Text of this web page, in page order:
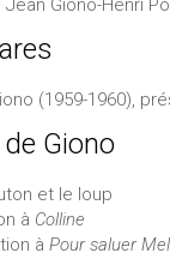
Giono-Henri
(1959-1960),
Giono
et le loup
à Colline
à Pour saluer